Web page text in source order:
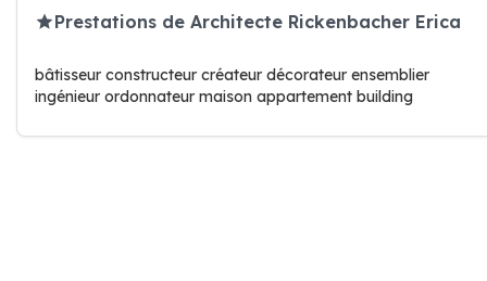
Prestations de Architecte Rickenbacher Erica
bâtisseur constructeur créateur décorateur ensemblier
ingénieur ordonnateur maison appartement building